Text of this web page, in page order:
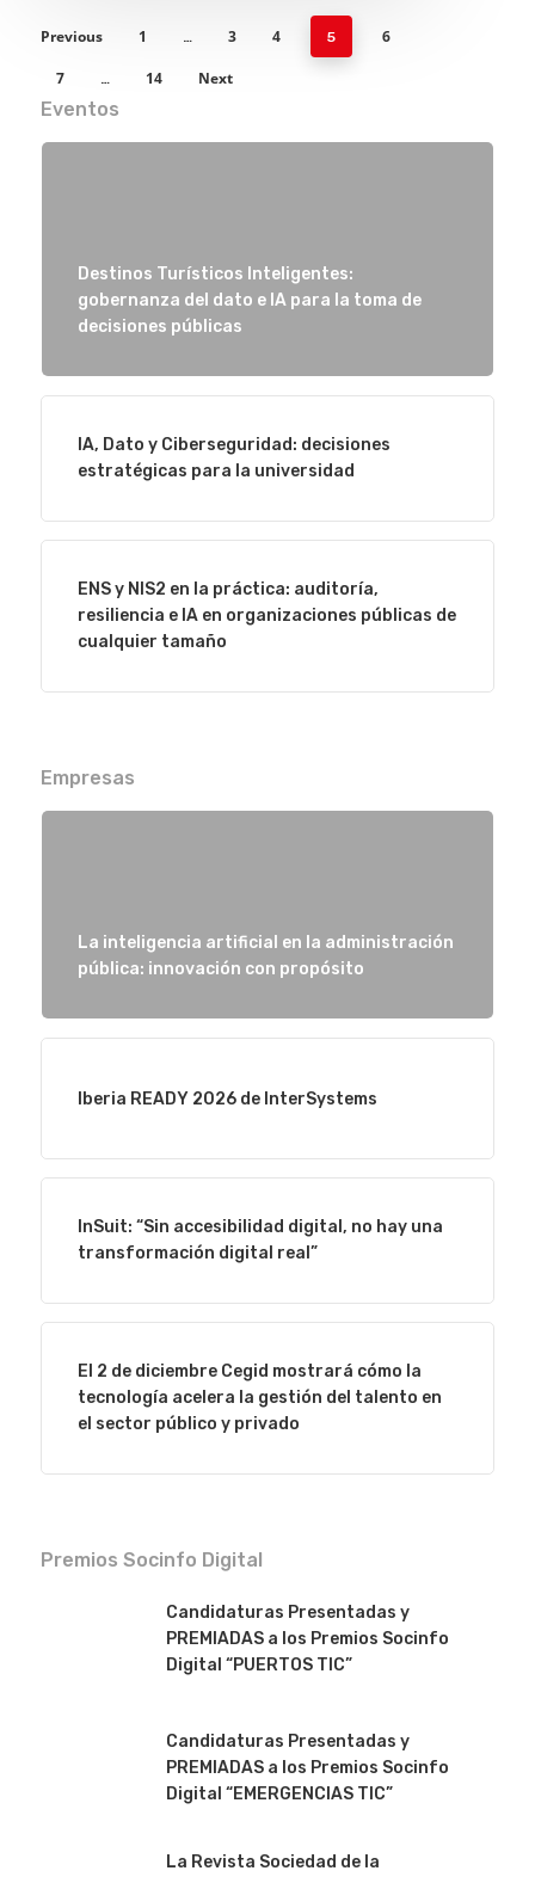
Previous 1 … 3 4 5 6
7 … 14 Next
Eventos
Destinos Turísticos Inteligentes:
gobernanza del dato e IA para la toma de
decisiones públicas
IA, Dato y Ciberseguridad: decisiones
estratégicas para la universidad
ENS y NIS2 en la práctica: auditoría,
resiliencia e IA en organizaciones públicas de
cualquier tamaño
Empresas
La inteligencia artificial en la administración
pública: innovación con propósito
Iberia READY 2026 de InterSystems
InSuit: “Sin accesibilidad digital, no hay una
transformación digital real”
El 2 de diciembre Cegid mostrará cómo la
tecnología acelera la gestión del talento en
el sector público y privado
Premios Socinfo Digital
Candidaturas Presentadas y
PREMIADAS a los Premios Socinfo
Digital “PUERTOS TIC”
Candidaturas Presentadas y
PREMIADAS a los Premios Socinfo
Digital “EMERGENCIAS TIC”
La Revista Sociedad de la
Eventos
Empresas
Quiénes